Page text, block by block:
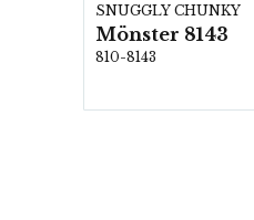
SNUGGLY CHUNKY
Mönster 8143
810-8143